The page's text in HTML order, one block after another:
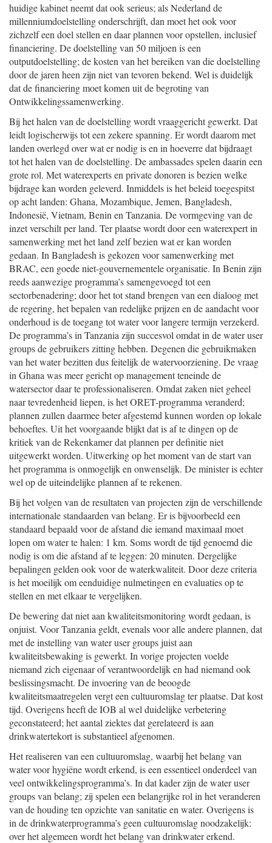
huidige kabinet neemt dat ook serieus; als Nederland de
millenniumdoelstelling onderschrijft, dan moet het ook voor
zichzelf een doel stellen en daar plannen voor opstellen, inclusief
financiering. De doelstelling van 50 miljoen is een
outputdoelstelling; de kosten van het bereiken van die doelstelling
door de jaren heen zijn niet van tevoren bekend. Wel is duidelijk
dat de financiering moet komen uit de begroting van
Ontwikkelingssamenwerking.
Bij het halen van de doelstelling wordt vraaggericht gewerkt. Dat
leidt logischerwijs tot een zekere spanning. Er wordt daarom met
landen overlegd over wat er nodig is en in hoeverre dat bijdraagt
tot het halen van de doelstelling. De ambassades spelen daarin een
grote rol. Met waterexperts en private donoren is bezien welke
bijdrage kan worden geleverd. Inmiddels is het beleid toegespitst
op acht landen: Ghana, Mozambique, Jemen, Bangladesh,
Indonesië, Vietnam, Benin en Tanzania. De vormgeving van de
inzet verschilt per land. Ter plaatse wordt door een waterexpert in
samenwerking met het land zelf bezien wat er kan worden
gedaan. In Bangladesh is gekozen voor samenwerking met
BRAC, een goede niet-gouvernementele organisatie. In Benin zijn
reeds aanwezige programma’s samengevoegd tot een
sectorbenadering; door het tot stand brengen van een dialoog met
de regering, het bepalen van redelijke prijzen en de aandacht voor
onderhoud is de toegang tot water voor langere termijn verzekerd.
De programma’s in Tanzania zijn succesvol omdat in de water user
groups de gebruikers zitting hebben. Degenen die gebruikmaken
van het water bezitten dus feitelijk de watervoorziening. De vraag
in Ghana was meer gericht op management teneinde de
watersector daar te professionaliseren. Omdat zaken niet geheel
naar tevredenheid liepen, is het ORET-programma veranderd;
plannen zullen daarmee beter afgestemd kunnen worden op lokale
behoeftes. Uit het voorgaande blijkt dat is af te dingen op de
kritiek van de Rekenkamer dat plannen per definitie niet
uitgewerkt worden. Uitwerking op het moment van de start van
het programma is onmogelijk en onwenselijk. De minister is echter
wel op de uiteindelijke plannen af te rekenen.
Bij het volgen van de resultaten van projecten zijn de verschillende
internationale standaarden van belang. Er is bijvoorbeeld een
standaard bepaald voor de afstand die iemand maximaal moet
lopen om water te halen: 1 km. Soms wordt de tijd genoemd die
nodig is om die afstand af te leggen: 20 minuten. Dergelijke
bepalingen gelden ook voor de waterkwaliteit. Door deze criteria
is het moeilijk om eenduidige nulmetingen en evaluaties op te
stellen en met elkaar te vergelijken.
De bewering dat niet aan kwaliteitsmonitoring wordt gedaan, is
onjuist. Voor Tanzania geldt, evenals voor alle andere plannen, dat
met de instelling van water user groups juist aan
kwaliteitsbewaking is gewerkt. In vorige projecten voelde
niemand zich eigenaar of verantwoordelijk en had niemand ook
beslissingsmacht. De invoering van de beoogde
kwaliteitsmaatregelen vergt een cultuuromslag ter plaatse. Dat kost
tijd. Overigens heeft de IOB al wel duidelijke verbetering
geconstateerd; het aantal ziektes dat gerelateerd is aan
drinkwatertekort is substantieel afgenomen.
Het realiseren van een cultuuromslag, waarbij het belang van
water voor hygiëne wordt erkend, is een essentieel onderdeel van
veel ontwikkelingsprogramma’s. In dat kader zijn de water user
groups van belang; zij spelen een belangrijke rol in het veranderen
van de houding ten opzichte van sanitatie en water. Overigens is
in de drinkwaterprogramma’s geen cultuuromslag noodzakelijk:
over het algemeen wordt het belang van drinkwater erkend.